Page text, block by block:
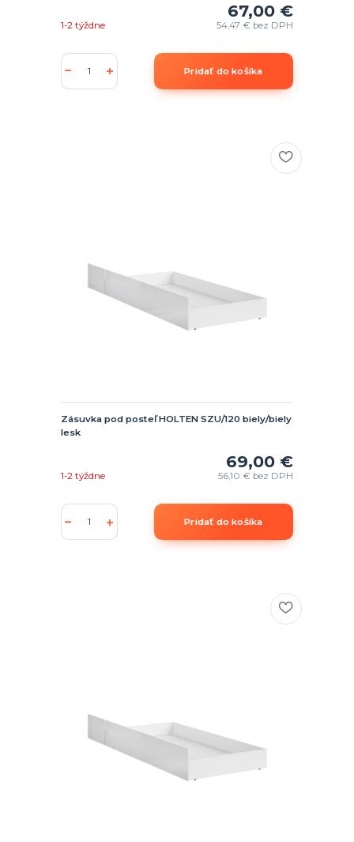
67,00 €
54,47 € bez DPH
1-2 týždne
Pridať do košíka
Zásuvka pod posteľ HOLTEN SZU/120 biely/biely
lesk
69,00 €
56,10 € bez DPH
1-2 týždne
Pridať do košíka